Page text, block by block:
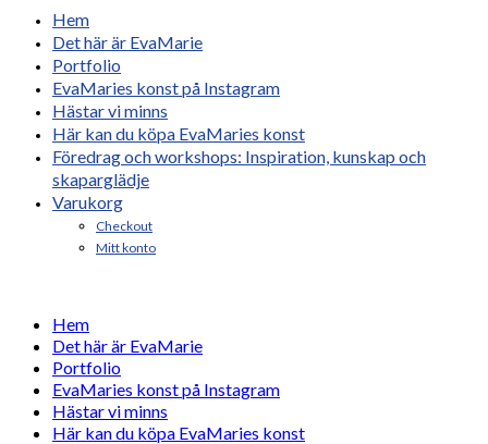
Hem
Det här är EvaMarie
Portfolio
EvaMaries konst på Instagram
Hästar vi minns
Här kan du köpa EvaMaries konst
Föredrag och workshops: Inspiration, kunskap och
skaparglädje
Varukorg
Checkout
Mitt konto
Hem
Det här är EvaMarie
Portfolio
EvaMaries konst på Instagram
Hästar vi minns
Här kan du köpa EvaMaries konst